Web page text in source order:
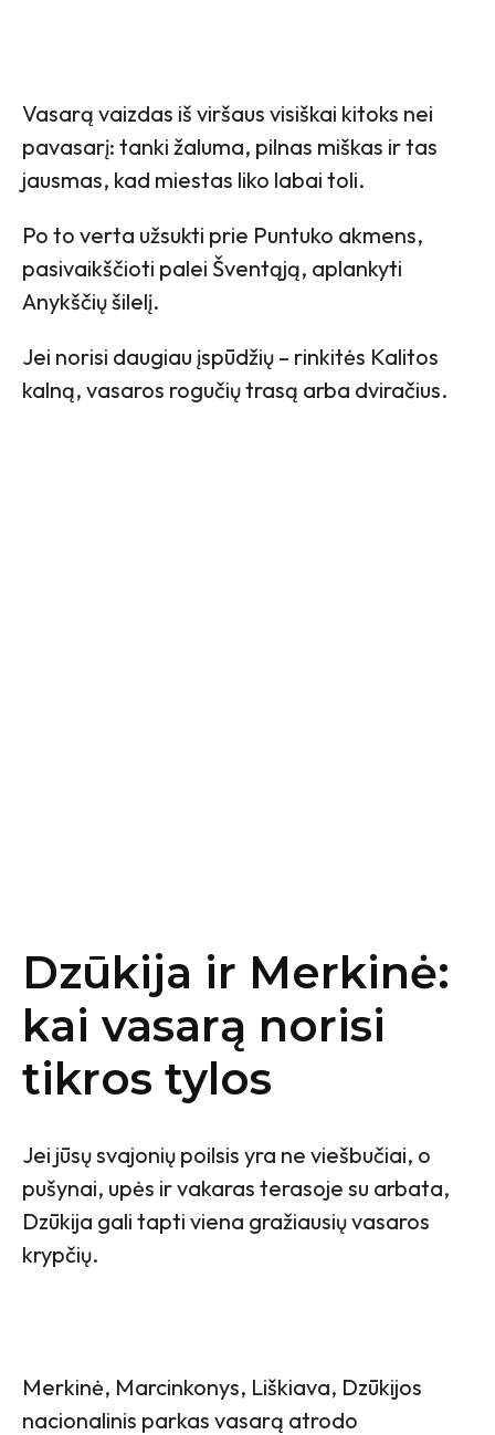
Vasarą vaizdas iš viršaus visiškai kitoks nei
pavasarį: tanki žaluma, pilnas miškas ir tas
jausmas, kad miestas liko labai toli.
Po to verta užsukti prie Puntuko akmens,
pasivaikščioti palei Šventąją, aplankyti
Anykščių šilelį.
Jei norisi daugiau įspūdžių – rinkitės Kalitos
kalną, vasaros rogučių trasą arba dviračius.
Dzūkija ir Merkinė:
kai vasarą norisi
tikros tylos
Jei jūsų svajonių poilsis yra ne viešbučiai, o
pušynai, upės ir vakaras terasoje su arbata,
Dzūkija gali tapti viena gražiausių vasaros
krypčių.
Merkinė, Marcinkonys, Liškiava, Dzūkijos
nacionalinis parkas vasarą atrodo